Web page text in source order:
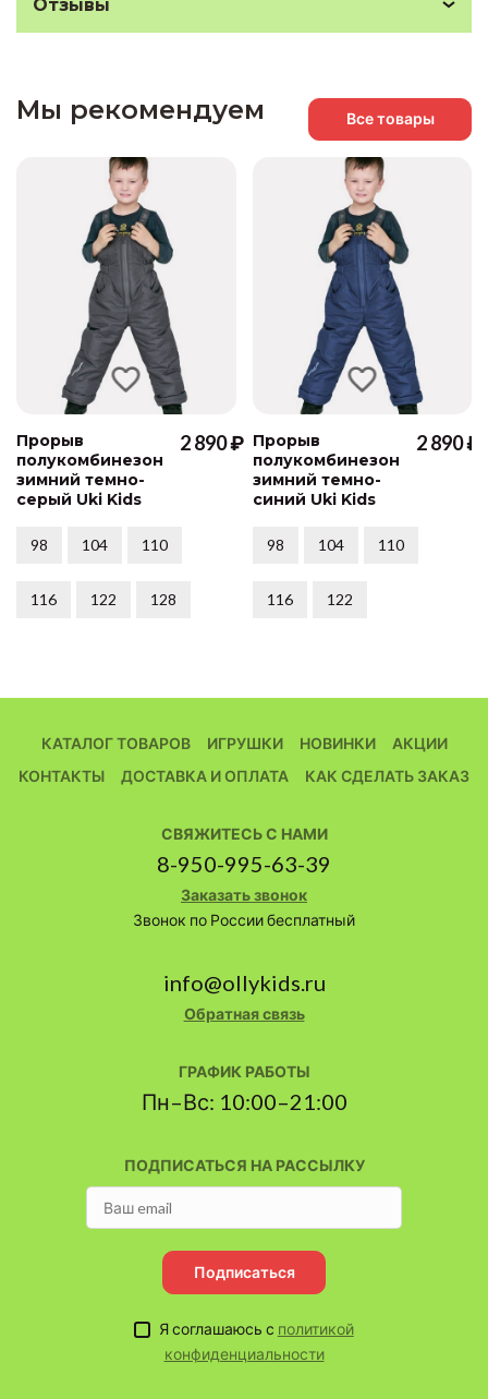
Отзывы
Мы рекомендуем Все товары
Прорыв
полукомбинезон
зимний темно-
серый Uki Kids
2 890 ₽
98 104 110
116 122 128
Прорыв
полукомбинезон
зимний темно-
синий Uki Kids
2 890 ₽
98 104 110
116 122
КАТАЛОГ ТОВАРОВ ИГРУШКИ НОВИНКИ
АКЦИИ
КОНТАКТЫ
ДОСТАВКА И ОПЛАТА КАК СДЕЛАТЬ ЗАКАЗ
ПОДПИСАТЬСЯ НА РАССЫЛКУ
Подписаться
Я соглашаюсь с политикой
конфиденциальности
СВЯЖИТЕСЬ С НАМИ
8-950-995-63-39
Заказать звонок
Звонок по России бесплатный
info@ollykids.ru
Обратная связь
ГРАФИК РАБОТЫ
Пн–Вс: 10:00–21:00